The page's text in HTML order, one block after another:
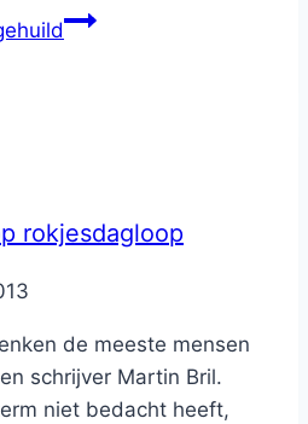
rokjesdagloop
de meeste mensen
schrijver Martin Bril.
niet bedacht heeft,